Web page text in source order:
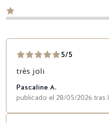
5/5
très joli
Pascaline A.
publicado el 28/05/2026 tras